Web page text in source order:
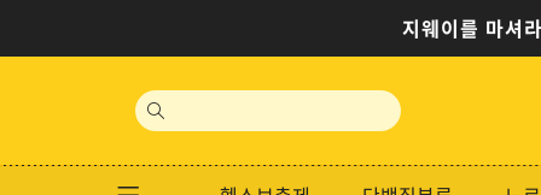
지웨이를 마셔